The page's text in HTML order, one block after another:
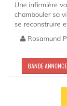
Une infirmière
chambouler sa
se reconstruire
Rosamund
BANDE ANNONCE